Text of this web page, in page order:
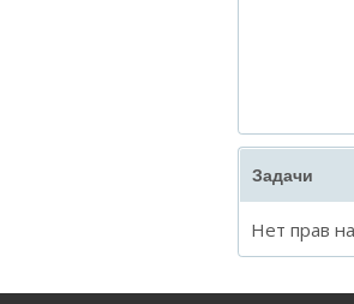
Задачи
Нет прав